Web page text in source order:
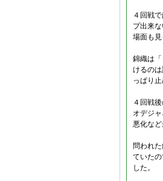
４回戦
プ出来
場面も見
錦織は
けるの
っぱり
４回戦
オデジ
悪化など
問われ
ていた
した。